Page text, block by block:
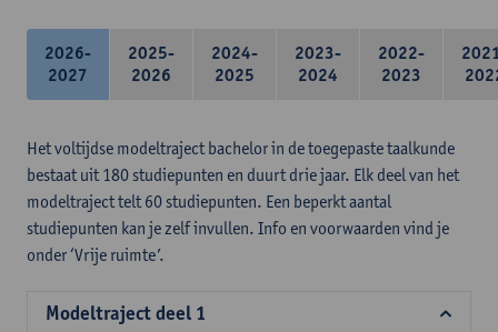
2026-
2027
2025-
2026
2024-
2025
2023-
2024
2022-
2023
Het voltijdse modeltraject bachelor in de toegepaste taalkunde
bestaat uit 180 studiepunten en duurt drie jaar. Elk deel van het
modeltraject telt 60 studiepunten. Een beperkt aantal
studiepunten kan je zelf invullen. Info en voorwaarden vind je
onder ‘Vrije ruimte’.
Modeltraject deel 1